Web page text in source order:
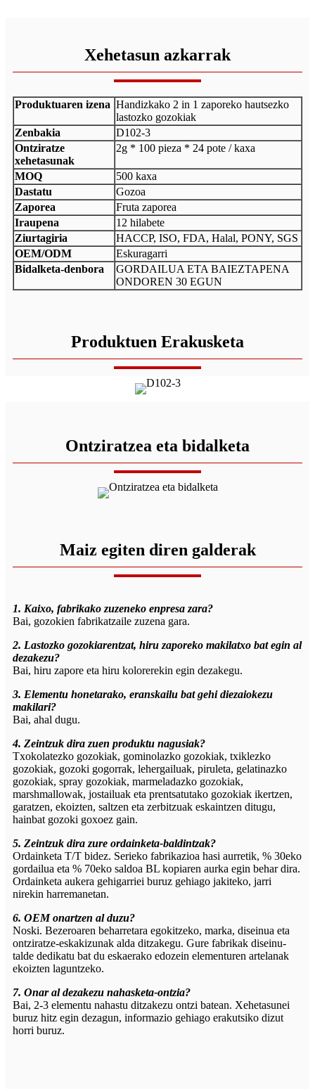
Xehetasun azkarrak
Produktuaren izena Handizkako 2 in 1 zaporeko hautsezko
lastozko gozokiak
Zenbakia
D102-3
Ontziratze
xehetasunak
2g * 100 pieza * 24 pote / kaxa
MOQ
500 kaxa
Dastatu
Gozoa
Zaporea
Fruta zaporea
Iraupena
12 hilabete
Ziurtagiria
HACCP, ISO, FDA, Halal, PONY, SGS
OEM/ODM
Eskuragarri
Bidalketa-denbora
GORDAILUA ETA BAIEZTAPENA
ONDOREN 30 EGUN
Produktuen Erakusketa
Ontziratzea eta bidalketa
Maiz egiten diren galderak
1. Kaixo, fabrikako zuzeneko enpresa zara?
Bai, gozokien fabrikatzaile zuzena gara.
2. Lastozko gozokiarentzat, hiru zaporeko makilatxo bat egin al
dezakezu?
Bai, hiru zapore eta hiru kolorerekin egin dezakegu.
3. Elementu honetarako, eranskailu bat gehi diezaiokezu
makilari?
Bai, ahal dugu.
4. Zeintzuk dira zuen produktu nagusiak?
Txokolatezko gozokiak, gominolazko gozokiak, txiklezko
gozokiak, gozoki gogorrak, lehergailuak, piruleta, gelatinazko
gozokiak, spray gozokiak, marmeladazko gozokiak,
marshmallowak, jostailuak eta prentsatutako gozokiak ikertzen,
garatzen, ekoizten, saltzen eta zerbitzuak eskaintzen ditugu,
hainbat gozoki goxoez gain.
5. Zeintzuk dira zure ordainketa-baldintzak?
Ordainketa T/T bidez. Serieko fabrikazioa hasi aurretik, % 30eko
gordailua eta % 70eko saldoa BL kopiaren aurka egin behar dira.
Ordainketa aukera gehigarriei buruz gehiago jakiteko, jarri
nirekin harremanetan.
6. OEM onartzen al duzu?
Noski. Bezeroaren beharretara egokitzeko, marka, diseinua eta
ontziratze-eskakizunak alda ditzakegu. Gure fabrikak diseinu-
talde dedikatu bat du eskaerako edozein elementuren artelanak
ekoizten laguntzeko.
7. Onar al dezakezu nahasketa-ontzia?
Bai, 2-3 elementu nahastu ditzakezu ontzi batean. Xehetasunei
buruz hitz egin dezagun, informazio gehiago erakutsiko dizut
horri buruz.